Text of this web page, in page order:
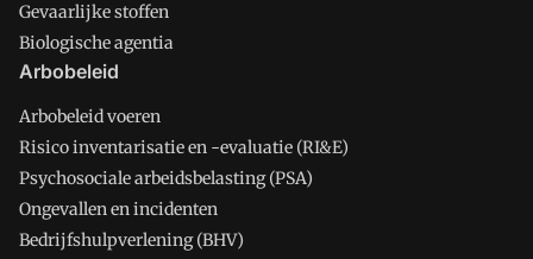
Gevaarlijke stoffen
Biologische agentia
Arbobeleid
Arbobeleid voeren
Risico inventarisatie en -evaluatie (RI&E)
Psychosociale arbeidsbelasting (PSA)
Ongevallen en incidenten
Bedrijfshulpverlening (BHV)